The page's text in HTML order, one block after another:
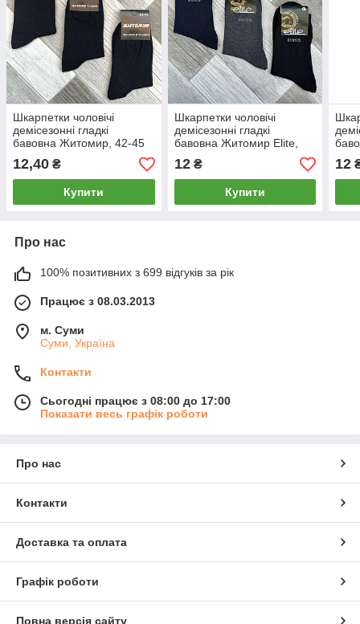
Шкарпетки чоловічі
демісезонні гладкі
бавовна Житомир, 42-45
розмір, чорні, 014-006
12,40 ₴
Купити
Шкарпетки чоловічі
демісезонні гладкі
бавовна Житомир Elite,
розмір 25, асорті, 012258
12₴
Купити
12
Про нас
100% позитивних з 699 відгуків за рік
Працює з 08.03.2013
м. Суми
Суми, Україна
Контакти
Сьогодні працює з 08:00 до 17:00
Показати весь графік роботи
Про нас
Контакти
Доставка та оплата
Графік роботи
Повна версія сайту